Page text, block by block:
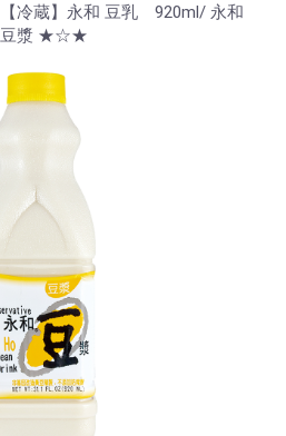
【冷蔵】永和 豆乳 920ml/ 永和
豆漿 ★☆★